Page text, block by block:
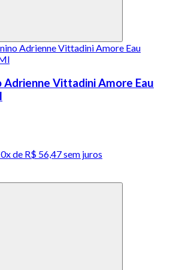
Adrienne Vittadini Amore Eau
de R$ 56,47 sem juros